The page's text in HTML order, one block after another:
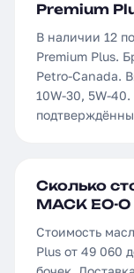
Premium
В наличии 12
Premium Plus.
Petro-Canada.
10W-30, 5W-
Сколько
MACK EO-
Стоимость
Plus от 49 060